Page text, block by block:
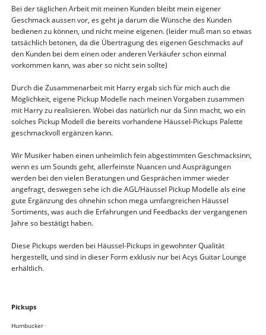
Bei der täglichen Arbeit mit meinen Kunden bleibt mein eigener
Geschmack aussen vor, es geht ja darum die Wünsche des Kunden
bedienen zu können, und nicht meine eigenen. (leider muß man so etwas
tatsächlich betonen, da die Übertragung des eigenen Geschmacks auf
den Kunden bei dem einen oder anderen Verkäufer schon einmal
vorkommen kann, was aber so nicht sein sollte)
Durch die Zusammenarbeit mit Harry ergab sich für mich auch die
Möglichkeit, eigene Pickup Modelle nach meinen Vorgaben zusammen
mit Harry zu realisieren. Wobei das natürlich nur da Sinn macht, wo ein
solches Pickup Modell die bereits vorhandene Häussel-Pickups Palette
geschmackvoll ergänzen kann.
Wir Musiker haben einen unheimlich fein abgestimmten Geschmacksinn,
wenn es um Sounds geht, allerfeinste Nuancen und Ausprägungen
werden bei den vielen Beratungen und Gesprächen immer wieder
angefragt, deswegen sehe ich die AGL/Häussel Pickup Modelle als eine
gute Ergänzung des ohnehin schon mega umfangreichen Häussel
Sortiments, was auch die Erfahrungen und Feedbacks der vergangenen
Jahre so bestätigt haben.
Diese Pickups werden bei Häussel-Pickups in gewohnter Qualität
hergestellt, und sind in dieser Form exklusiv nur bei Acys Guitar Lounge
erhältlich.
Navigation
Pickups
Humbucker